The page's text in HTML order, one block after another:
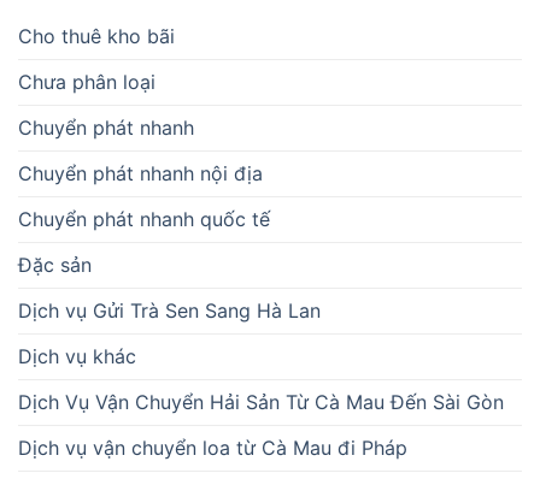
Cho thuê kho bãi
Chưa phân loại
Chuyển phát nhanh
Chuyển phát nhanh nội địa
Chuyển phát nhanh quốc tế
Đặc sản
Dịch vụ Gửi Trà Sen Sang Hà Lan
Dịch vụ khác
Dịch Vụ Vận Chuyển Hải Sản Từ Cà Mau Đến Sài Gòn
Dịch vụ vận chuyển loa từ Cà Mau đi Pháp